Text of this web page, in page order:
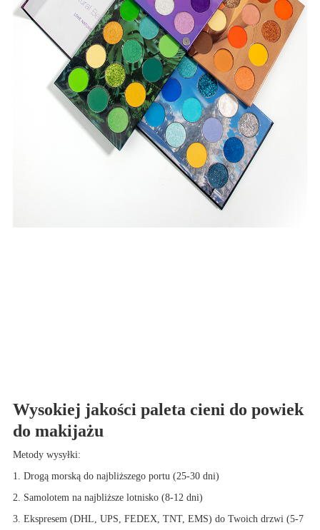
Wysokiej jakości paleta cieni do powiek
do makijażu
Metody wysyłki:
1. Drogą morską do najbliższego portu (25-30 dni)
2. Samolotem na najbliższe lotnisko (8-12 dni)
3. Ekspresem (DHL, UPS, FEDEX, TNT, EMS) do Twoich drzwi (5-7